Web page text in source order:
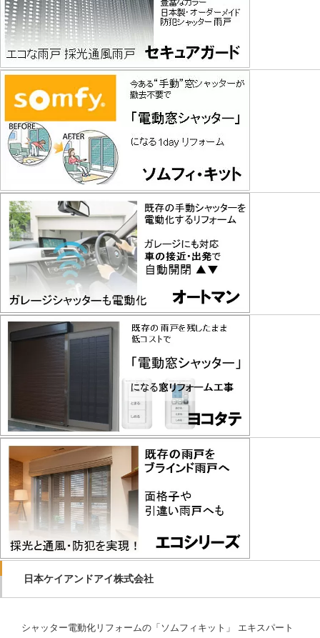
日本ケイアンドアイ株式会社
シャッター電動化リフォームの「ソムフィキット」 エキスパート